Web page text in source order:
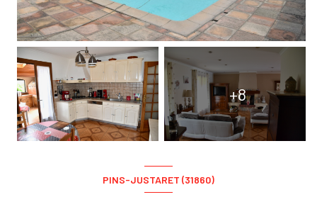
+8
PINS-JUSTARET (31860)